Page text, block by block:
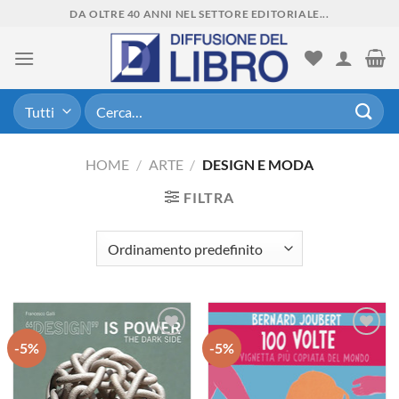
content
DA OLTRE 40 ANNI NEL SETTORE EDITORIALE...
Cerca:
HOME / ARTE / DESIGN E MODA
FILTRA
-5%
Aggiungi
alla lista
-5%
Aggiungi
alla lista